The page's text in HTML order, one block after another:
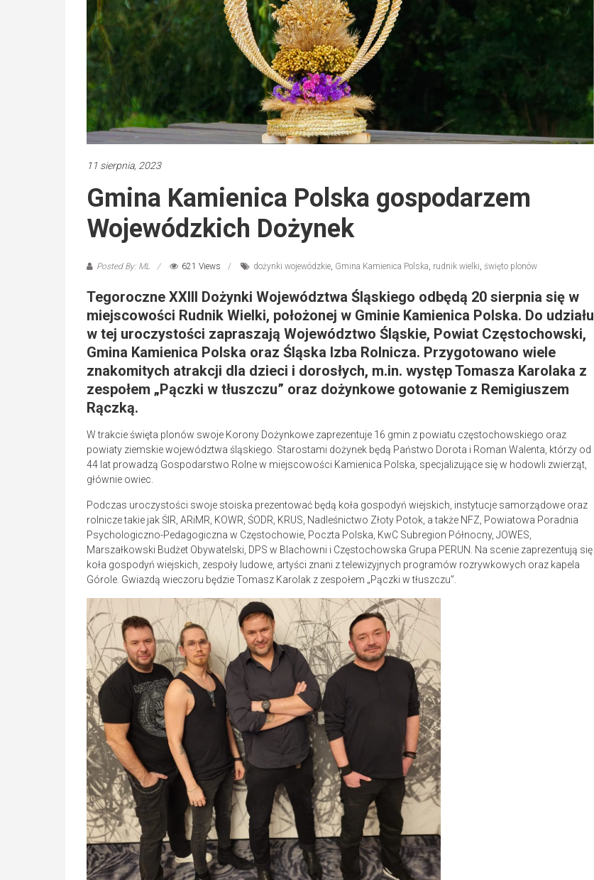
11 sierpnia, 2023
Gmina Kamienica Polska gospodarzem
Wojewódzkich Dożynek
Posted By: ML 621 Views dożynki wojewódzkie Gmina Kamienica Polska rudnik wielki święto plonów
Tegoroczne XXIII Dożynki Województwa Śląskiego odbędą 20 sierpnia się w
miejscowości Rudnik Wielki, położonej w Gminie Kamienica Polska. Do udziału
w tej uroczystości zapraszają Województwo Śląskie, Powiat Częstochowski,
Gmina Kamienica Polska oraz Śląska Izba Rolnicza. Przygotowano wiele
znakomitych atrakcji dla dzieci i dorosłych, m.in. występ Tomasza Karolaka z
zespołem „Pączki w tłuszczu” oraz dożynkowe gotowanie z Remigiuszem
Rączką.
W trakcie święta plonów swoje Korony Dożynkowe zaprezentuje 16 gmin z powiatu częstochowskiego oraz
powiaty ziemskie województwa śląskiego. Starostami dożynek będą Państwo Dorota i Roman Walenta, którzy od
44 lat prowadzą Gospodarstwo Rolne w miejscowości Kamienica Polska, specjalizujące się w hodowli zwierząt,
głównie owiec.
Podczas uroczystości swoje stoiska prezentować będą koła gospodyń wiejskich, instytucje samorządowe oraz
rolnicze takie jak ŚIR, ARiMR, KOWR, ŚODR, KRUS, Nadleśnictwo Złoty Potok, a także NFZ, Powiatowa Poradnia
Psychologiczno-Pedagogiczna w Częstochowie, Poczta Polska, KwC Subregion Północny, JOWES,
Marszałkowski Budżet Obywatelski, DPS w Blachowni i Częstochowska Grupa PERUN. Na scenie zaprezentują się
koła gospodyń wiejskich, zespoły ludowe, artyści znani z telewizyjnych programów rozrywkowych oraz kapela
Górole. Gwiazdą wieczoru będzie Tomasz Karolak z zespołem „Pączki w tłuszczu”.